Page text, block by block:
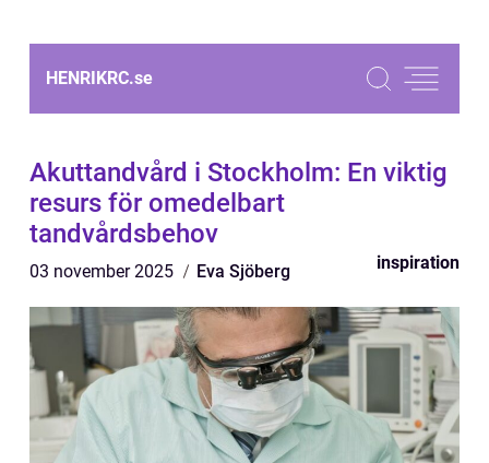
HENRIKRC.se
Akuttandvård i Stockholm: En viktig
resurs för omedelbart
tandvårdsbehov
03 november 2025 Eva Sjöberg inspiration